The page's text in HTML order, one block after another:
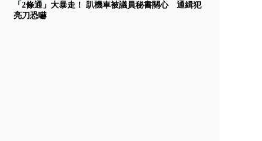
「2條通」大暴走！ 趴機車被議員秘書關心 通緝犯
亮刀恐嚇